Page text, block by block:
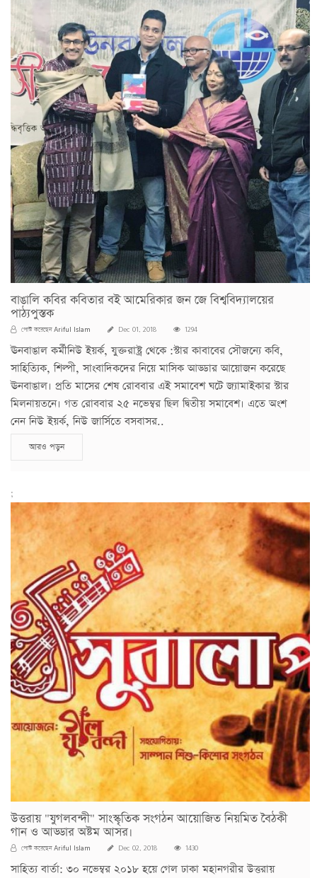
বাঙালি কবির কবিতার বই আমেরিকার জন জে বিশ্ববিদ্যালয়ের
পাঠ্যপুস্তক
পোস্ট করেছেনAriful Islam Dec 01, 2018 1294
ঊনবাঙাল কর্মীনিউ ইয়র্ক, যুক্তরাষ্ট্র থেকে :স্টার কাবাবের সৌজন্যে কবি,
সাহিত্যিক, শিল্পী, সাংবাদিকদের নিয়ে মাসিক আড্ডার আয়োজন করেছে
ঊনবাঙাল। প্রতি মাসের শেষ রোববার এই সমাবেশ ঘটে জ্যামাইকার স্টার
মিলনায়তনে। গত রোববার ২৫ নভেম্বর ছিল দ্বিতীয় সমাবেশ। এতে অংশ
নেন নিউ ইয়র্ক, নিউ জার্সিতে বসবাসর..
আরও পড়ুন
;
উত্তরায় "যুগলবন্দী" সাংস্কৃতিক সংগঠন আয়োজিত নিয়মিত বৈঠকী
গান ও আড্ডার অষ্টম আসর।
পোস্ট করেছেনAriful Islam Dec 02, 2018 1430
সাহিত্য বার্তা: ৩০ নভেম্বর ২০১৮ হয়ে গেল ঢাকা মহানগরীর উত্তরায়